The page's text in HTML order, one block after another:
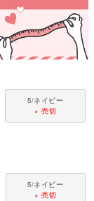
ロンは、当て布を
、しっかり止めた状
トリバー、ボーダ
ードプードルなど
5/ネイビー
× 売切
5/ネイビー
× 売切